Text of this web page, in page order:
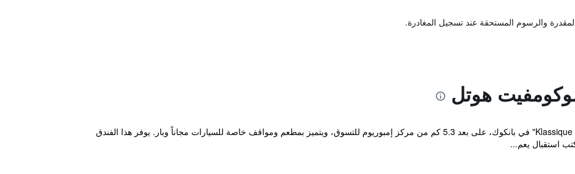
والرسوم المستحقة عند تسجيل المغادرة.
هوتل
يقع مكان إقامة "Klassique Sukhumvit Hotel" في بانكوك، على بعد 5.3 كم من مركز إمبوريوم للتسوق، ويتميز بمطعم ومواقف خاصة للسيارات مجاناً وبار. يوفر هذا الفندق